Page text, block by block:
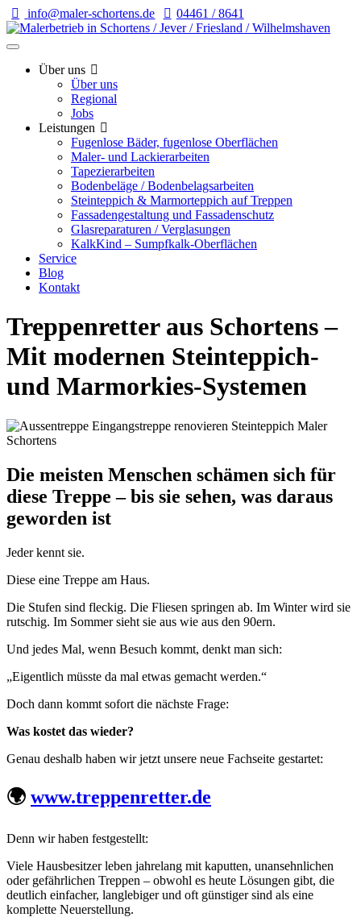
info@maler-schortens.de 04461 / 8641
Über uns
Über uns
Regional
Jobs
Leistungen
Fugenlose Bäder, fugenlose Oberflächen
Maler- und Lackierarbeiten
Tapezierarbeiten
Bodenbeläge / Bodenbelagsarbeiten
Steinteppich & Marmorteppich auf Treppen
Fassadengestaltung und Fassadenschutz
Glasreparaturen / Verglasungen
KalkKind – Sumpfkalk-Oberflächen
Service
Blog
Kontakt
Treppenretter aus Schortens –
Mit modernen Steinteppich-
und Marmorkies-Systemen
Die meisten Menschen schämen sich für
diese Treppe – bis sie sehen, was daraus
geworden ist
Jeder kennt sie.
Diese eine Treppe am Haus.
Die Stufen sind fleckig. Die Fliesen springen ab. Im Winter wird sie
rutschig. Im Sommer sieht sie aus wie aus den 90ern.
Und jedes Mal, wenn Besuch kommt, denkt man sich:
„Eigentlich müsste da mal etwas gemacht werden.“
Doch dann kommt sofort die nächste Frage:
Was kostet das wieder?
Genau deshalb haben wir jetzt unsere neue Fachseite gestartet:
🌍 www.treppenretter.de
Denn wir haben festgestellt:
Viele Hausbesitzer leben jahrelang mit kaputten, unansehnlichen
oder gefährlichen Treppen – obwohl es heute Lösungen gibt, die
deutlich einfacher, langlebiger und oft günstiger sind als eine
komplette Neuerstellung.